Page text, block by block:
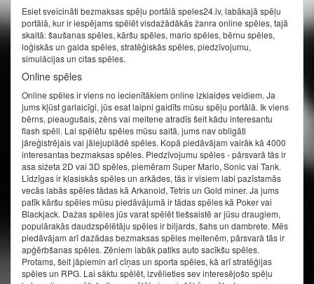
Esiet sveicināti bezmaksas spēļu portālā speles24.lv, labākajā spēļu
portālā, kur ir iespējams spēlēt visdažādākās žanra online spēles, tajā
skaitā: šaušanas spēles, kāršu spēles, mario spēles, bērnu spēles,
loģiskās un galda spēles, stratēģiskās spēles, piedzīvojumu,
simulācijas un citas spēles.
Online spēles
Online spēles ir viens no iecienītākiem online izklaides veidiem. Ja
jums kļūst garlaicīgi, jūs esat laipni gaidīts mūsu spēļu portālā. Ik viens
bērns, pieaugušais, zēns vai meitene atradīs šeit kādu interesantu
flash spēli. Lai spēlētu spēles mūsu saitā, jums nav obligāti
jāreģistrējais vai jālejuplādē spēles. Kopā piedāvājam vairāk kā 4000
interesantas bezmaksas spēles. Piedzīvojumu spēles - pārsvarā tās ir
asa sižeta 2D vai 3D spēles, piemēram Super Mario, Sonic vai Tank.
Līdzīgas ir klasiskās spēles un arkādes, tās ir visiem labi pazīstamās
vecās labās spēles tādas kā Arkanoid, Tetris un Gold miner. Ja jums
patīk kāršu spēles mūsu piedāvājumā ir tādas spēles kā Poker vai
Blackjack. Dažas spēles jūs varat spēlēt tiešsaistē ar jūsu draugiem,
populārakās daudzspēlētāju spēles ir biljards, šahs un dambrete. Mēs
piedāvājam arī dažādas bezmaksas spēles meitenēm, pārsvarā tās ir
apģērbšanas spēles. Zēniem labāk patiks auto sacīkšu spēles.
Protams, šeit jāpiemin arī cīņas un sporta spēles, kā arī stratēģijas
spēles un RPG. Lai sāktu spēlēt, izvēlieties sev interesējošo spēļu